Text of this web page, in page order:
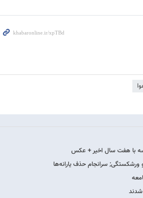
با هفت سال اخیر + عکس
ورشکستگی; سرانجام حذف یارانه‌ها